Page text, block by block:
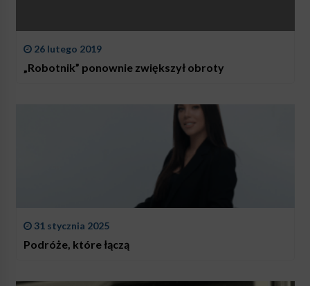
26 lutego 2019
„Robotnik” ponownie zwiększył obroty
31 stycznia 2025
Podróże, które łączą